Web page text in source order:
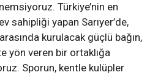
Türkiye’nin en
sahipliği yapan Sarıyer’de,
kurulacak güçlü bağın,
yön veren bir ortaklığa
Sporun, kentle kulüpler